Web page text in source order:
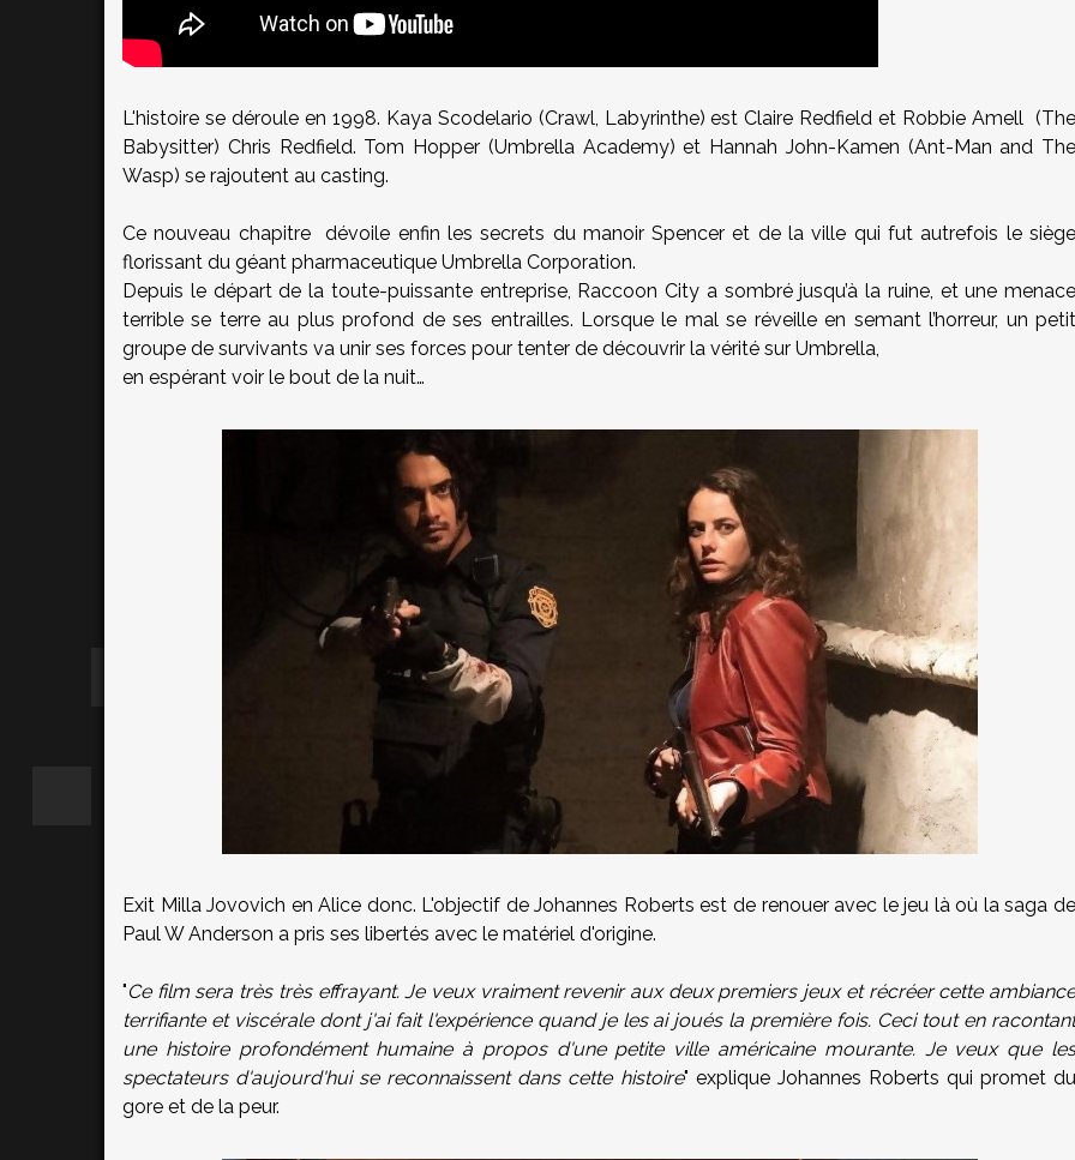
L'histoire se déroule en 1998. Kaya Scodelario (Crawl, Labyrinthe) est Claire Redfield et Robbie Amell (The
Babysitter) Chris Redfield. Tom Hopper (Umbrella Academy) et Hannah John-Kamen (Ant-Man and The
Wasp) se rajoutent au casting.
Ce nouveau chapitre dévoile enfin les secrets du manoir Spencer et de la ville qui fut autrefois le siège
florissant du géant pharmaceutique Umbrella Corporation.
Depuis le départ de la toute-puissante entreprise, Raccoon City a sombré jusqu’à la ruine, et une menace
terrible se terre au plus profond de ses entrailles. Lorsque le mal se réveille en semant l’horreur, un petit
groupe de survivants va unir ses forces pour tenter de découvrir la vérité sur Umbrella,
en espérant voir le bout de la nuit…
Exit Milla Jovovich en Alice donc. L'objectif de Johannes Roberts est de renouer avec le jeu là où la saga de
Paul W Anderson a pris ses libertés avec le matériel d'origine.
"Ce film sera très très effrayant. Je veux vraiment revenir aux deux premiers jeux et récréer cette ambiance
terrifiante et viscérale dont j'ai fait l'expérience quand je les ai joués la première fois. Ceci tout en racontant
une histoire profondément humaine à propos d'une petite ville américaine mourante. Je veux que les
spectateurs d'aujourd'hui se reconnaissent dans cette histoire" explique Johannes Roberts qui promet du
gore et de la peur.